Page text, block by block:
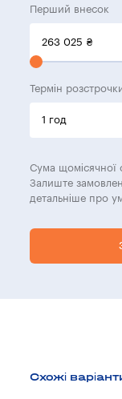
Перший внесок
263 025 ₴
Термін
Сума щомісячної
Залиште
детальніше про
Схожі